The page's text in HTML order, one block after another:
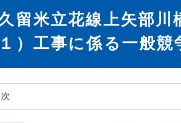
留米立花線上矢部川
１）工事に係る一般競